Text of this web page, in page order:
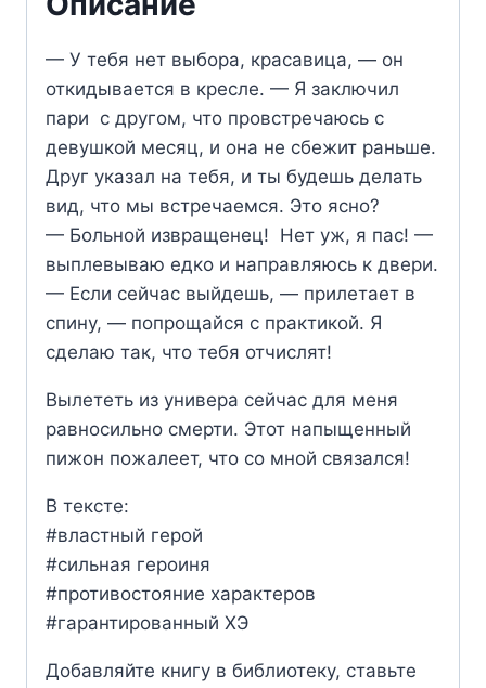
— У тебя нет выбора, красавица, — он
откидывается в кресле. — Я заключил
пари с другом, что провстречаюсь с
девушкой месяц, и она не сбежит раньше.
Друг указал на тебя, и ты будешь делать
вид, что мы встречаемся. Это ясно?
— Больной извращенец! Нет уж, я пас! —
выплевываю едко и направляюсь к двери.
— Если сейчас выйдешь, — прилетает в
спину, — попрощайся с практикой. Я
сделаю так, что тебя отчислят!
Вылететь из универа сейчас для меня
равносильно смерти. Этот напыщенный
пижон пожалеет, что со мной связался!
В тексте:
#властный герой
#сильная героиня
#противостояние характеров
#гарантированный ХЭ
Добавляйте книгу в библиотеку, ставьте